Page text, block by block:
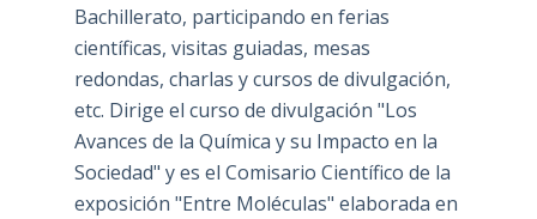
Bachillerato, participando en ferias
científicas, visitas guiadas, mesas
redondas, charlas y cursos de divulgación,
etc. Dirige el curso de divulgación "Los
Avances de la Química y su Impacto en la
Sociedad" y es el Comisario Científico de la
exposición "Entre Moléculas" elaborada en